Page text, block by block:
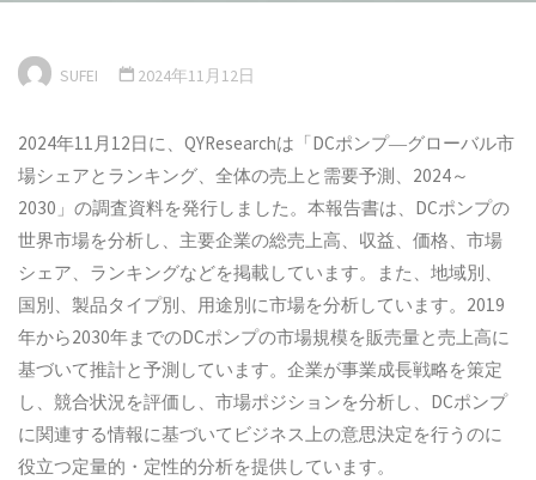
SUFEI 2024年11月12日
2024年11月12日に、QYResearchは「DCポンプ―グローバル市
場シェアとランキング、全体の売上と需要予測、2024～
2030」の調査資料を発行しました。本報告書は、DCポンプの
世界市場を分析し、主要企業の総売上高、収益、価格、市場
シェア、ランキングなどを掲載しています。また、地域別、
国別、製品タイプ別、用途別に市場を分析しています。2019
年から2030年までのDCポンプの市場規模を販売量と売上高に
基づいて推計と予測しています。企業が事業成長戦略を策定
し、競合状況を評価し、市場ポジションを分析し、DCポンプ
に関連する情報に基づいてビジネス上の意思決定を行うのに
役立つ定量的・定性的分析を提供しています。